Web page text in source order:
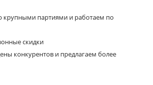
крупными партиями и работаем по
скидки
конкурентов и предлагаем более